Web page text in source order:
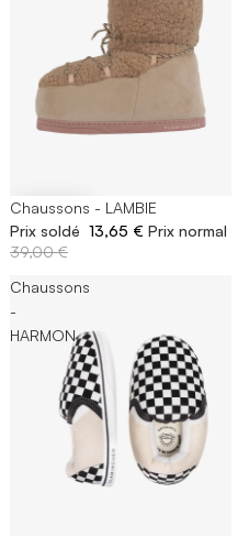
-65%
Chaussons - LAMBIE
Prix soldé 13,65 € Prix normal
39,00 €
Chaussons
-
HARMON